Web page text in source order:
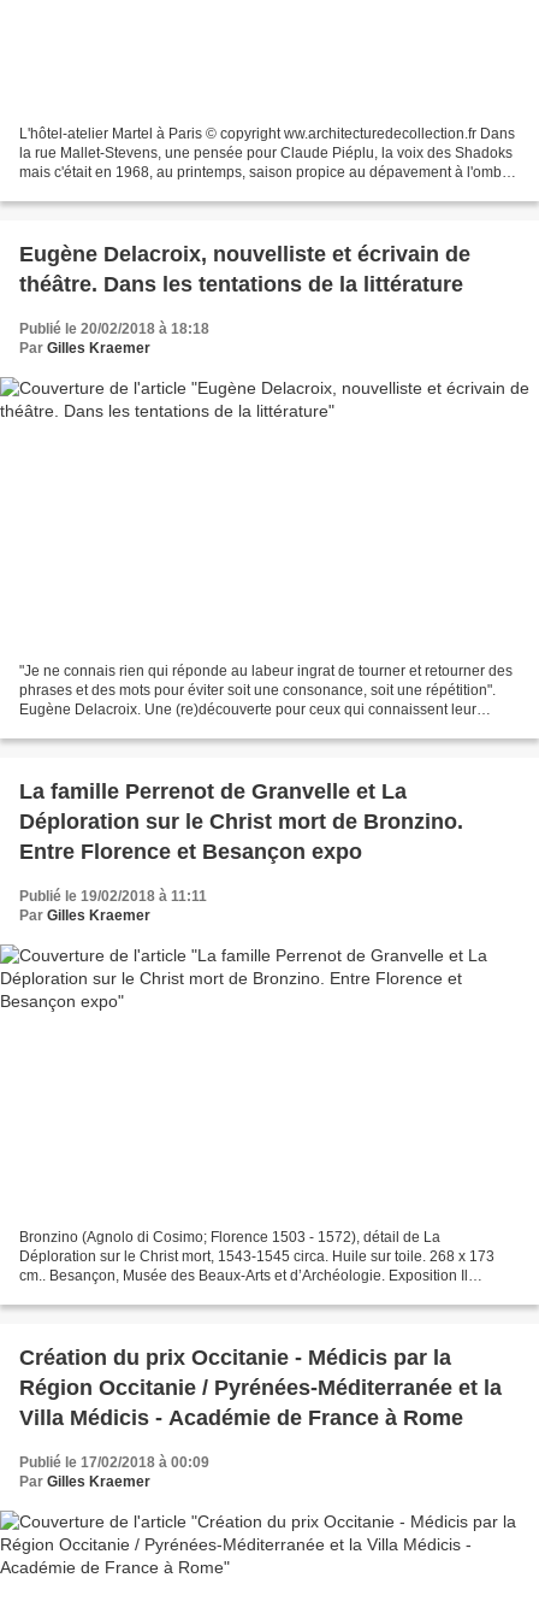
L'hôtel-atelier Martel à Paris © copyright ww.architecturedecollection.fr Dans
la rue Mallet-Stevens, une pensée pour Claude Piéplu, la voix des Shadoks
mais c'était en 1968, au printemps, saison propice au dépavement à l'ombre
Eugène Delacroix, nouvelliste et écrivain de
théâtre. Dans les tentations de la littérature
Publié le 20/02/2018 à 18:18
Par Gilles Kraemer
"Je ne connais rien qui réponde au labeur ingrat de tourner et retourner des
phrases et des mots pour éviter soit une consonance, soit une répétition".
Eugène Delacroix. Une (re)découverte pour ceux qui connaissent leur
La famille Perrenot de Granvelle et La
Déploration sur le Christ mort de Bronzino.
Entre Florence et Besançon expo
Publié le 19/02/2018 à 11:11
Par Gilles Kraemer
Bronzino (Agnolo di Cosimo; Florence 1503 - 1572), détail de La
Déploration sur le Christ mort, 1543-1545 circa. Huile sur toile. 268 x 173
cm.. Besançon, Musée des Beaux-Arts et d’Archéologie. Exposition Il
Création du prix Occitanie - Médicis par la
Région Occitanie / Pyrénées-Méditerranée et la
Villa Médicis - Académie de France à Rome
Publié le 17/02/2018 à 00:09
Par Gilles Kraemer